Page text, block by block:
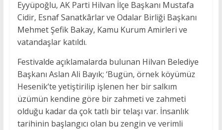
Eyyüpoğlu, AK Parti Hilvan İlçe Başkanı Mustafa
Cidir, Esnaf Sanatkârlar ve Odalar Birliği Başkanı
Mehmet Şefik Bakay, Kamu Kurum Amirleri ve
vatandaşlar katıldı.
Festivalde açıklamalarda bulunan Hilvan Belediye
Başkanı Aslan Ali Bayık; ‘Bugün, örnek köyümüz
Hesenik’te yetiştirilip işlenen her bir salkım
üzümün kendine göre bir zahmeti ve zahmeti
olduğu kadar da çok tatlı bir telaşı var. İnsanlık
tarihinin başlangıcı olan bu zengin ve verimli